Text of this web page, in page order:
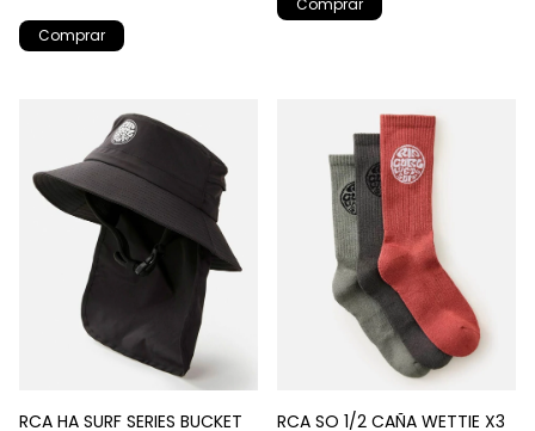
Comprar
RCA HA SURF SERIES BUCKET
RCA SO 1/2 CAÑA WETTIE X3